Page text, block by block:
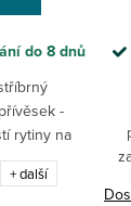
do 8 dnů
-
rytiny na
+ další